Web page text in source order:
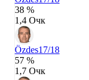
38 %
1,4 Очк
Özdes17/18
57 %
1,7 Очк